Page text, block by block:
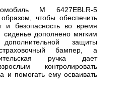
M 6427EBLR-5
чтобы обеспечить
и безопасность во время
сиденье дополнено мягким
защиты
бампер, а
ручка дает
контролировать
и помогать ему осваивать